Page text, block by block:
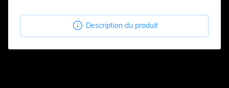
 Description du produit